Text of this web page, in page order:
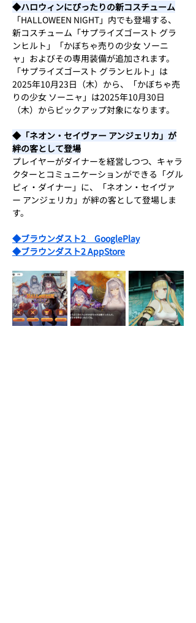
◆ハロウィンにぴったりの新コスチューム
「HALLOWEEN NIGHT」内でも登場する、
新コスチューム「サプライズゴースト グラ
ンヒルト」「かぼちゃ売りの少女 ソーニ
ャ」およびその専用装備が追加されます。
「サプライズゴースト グランヒルト」は
2025年10月23日（木）から、「かぼちゃ売
りの少女 ソーニャ」は2025年10月30日
（木）からピックアップ対象になります。
◆「ネオン・セイヴァー アンジェリカ」が
絆の客として登場
プレイヤーがダイナーを経営しつつ、キャラ
クターとコミュニケーションができる「グル
ピィ・ダイナー」に、「ネオン・セイヴァ
ー アンジェリカ」が絆の客として登場しま
す。
◆ブラウンダスト2　GooglePlay
◆ブラウンダスト2 AppStore